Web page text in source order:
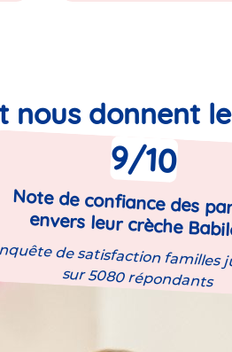
nous donnent
9/10
Note de confiance des
envers leur crèche
de satisfaction familles
sur 5080 répondants